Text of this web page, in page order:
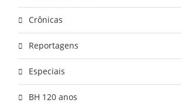
Crônicas
Reportagens
Especiais
BH 120 anos